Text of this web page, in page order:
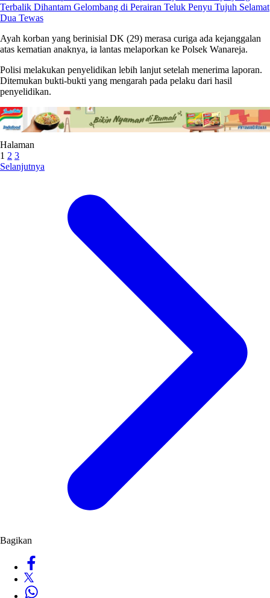
Terbalik Dihantam Gelombang di Perairan Teluk Penyu Tujuh Selamat
Dua Tewas
Ayah korban yang berinisial DK (29) merasa curiga ada kejanggalan
atas kematian anaknya, ia lantas melaporkan ke Polsek Wanareja.
Polisi melakukan penyelidikan lebih lanjut setelah menerima laporan.
Ditemukan bukti-bukti yang mengarah pada pelaku dari hasil
penyelidikan.
Halaman
1 2 3
Selanjutnya
Bagikan